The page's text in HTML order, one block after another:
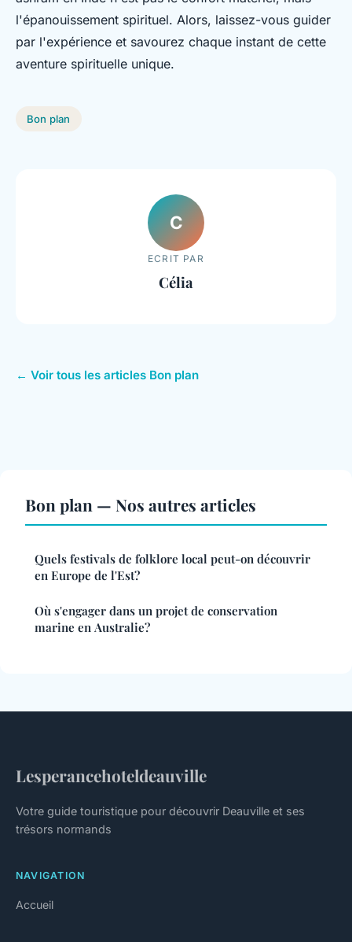
l'épanouissement spirituel. Alors, laissez-vous guider
par l'expérience et savourez chaque instant de cette
aventure spirituelle unique.
Bon plan
C
ECRIT PAR
Célia
← Voir tous les articles Bon plan
Bon plan — Nos autres articles
Quels festivals de folklore local peut-on découvrir
en Europe de l'Est?
Où s'engager dans un projet de conservation
marine en Australie?
Lesperancehoteldeauville
Votre guide touristique pour découvrir Deauville et ses
trésors normands
NAVIGATION
Accueil